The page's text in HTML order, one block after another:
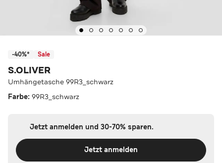
-40%* Sale
S.OLIVER
Umhängetasche 99R3_schwarz
Farbe: 99R3_schwarz
Jetzt anmelden und 30-70% sparen.
Jetzt anmelden